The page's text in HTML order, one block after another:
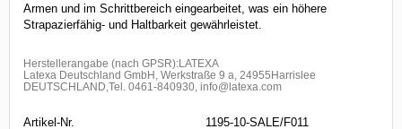
Armen und im Schrittbereich eingearbeitet, was ein höhere
Strapazierfähig- und Haltbarkeit gewährleistet.
Herstellerangabe (nach GPSR):LATEXA
Latexa Deutschland GmbH, Werkstraße 9 a, 24955Harrislee
DEUTSCHLAND,Tel. 0461-840930, info@latexa.com
Artikel-Nr. 1195-10-SALE/F011